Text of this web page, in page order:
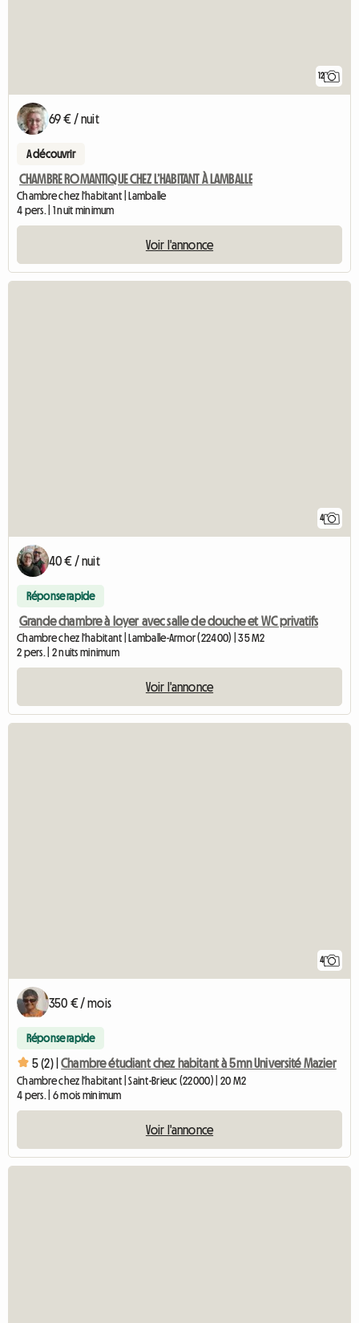
12
69 € / nuit
A découvrir
CHAMBRE ROMANTIQUE CHEZ L’HABITANT À LAMBALLE
Chambre chez l'habitant | Lamballe
4 pers. | 1 nuit minimum
Voir l'annonce
4
40 € / nuit
Réponse rapide
Grande chambre à loyer avec salle de douche et WC privatifs
Chambre chez l'habitant | Lamballe-Armor (22400) | 35 M2
2 pers. | 2 nuits minimum
Voir l'annonce
4
350 € / mois
Réponse rapide
5 (2) | Chambre étudiant chez habitant à 5mn Université Mazier
Chambre chez l'habitant | Saint-Brieuc (22000) | 20 M2
4 pers. | 6 mois minimum
Voir l'annonce